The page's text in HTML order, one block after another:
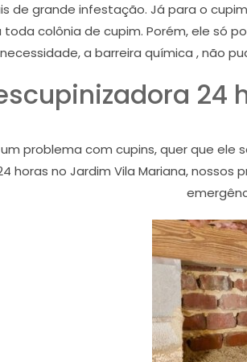
de grande infestação. Já para o
colônia de cupim. Porém, ele só
a barreira química , não
24
problema com cupins, quer que ele
horas no Jardim Vila Mariana,